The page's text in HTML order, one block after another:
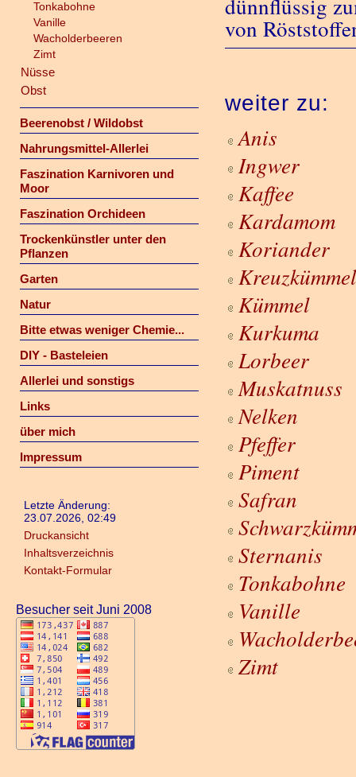
Tonkabohne
Vanille
Wacholderbeeren
Zimt
Nüsse
Obst
Beerenobst / Wildobst
Nahrungsmittel-Allerlei
Faszination Karnivoren und
Moor
Faszination Orchideen
Trockenkünstler unter den
Pflanzen
Garten
Natur
Bitte etwas weniger Chemie...
DIY - Basteleien
Allerlei und sonstigs
Links
über mich
Impressum
Letzte Änderung:
23.07.2026, 02:49
Druckansicht
Inhaltsverzeichnis
Kontakt-Formular
Besucher seit Juni 2008
dünnflüssig
von
weiter zu:
Anis
Ingwer
Kaffee
Kardamom
Koriander
Kümmel
Kurkuma
Lorbeer
Muskatnuss
Nelken
Pfeffer
Piment
Safran
Sternanis
Tonkabohne
Vanille
Zimt